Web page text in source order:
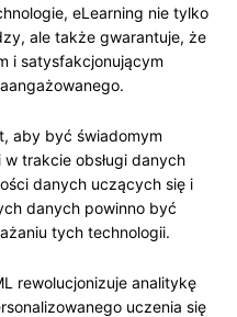
eLearning nie tylko
ale także gwarantuje, że
i satysfakcjonującym
aby być świadomym
trakcie obsługi danych
danych uczących się i
danych powinno być
tych technologii.
rewolucjonizuje analitykę
uczenia się